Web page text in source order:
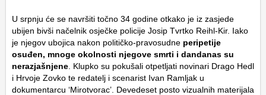
U srpnju će se navršiti točno 34 godine otkako je iz zasjede
ubijen bivši načelnik osječke policije Josip Tvrtko Reihl-Kir. Iako
je njegov ubojica nakon političko-pravosudne peripetije
osuđen, mnoge okolnosti njegove smrti i dandanas su
nerazjašnjene . Klupko su pokušali otpetljati novinari Drago Hedl
i Hrvoje Zovko te redatelj i scenarist Ivan Ramljak u
dokumentarcu ‘Mirotvorac’. Devedeset posto vizualnih materijala